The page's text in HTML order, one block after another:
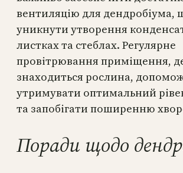
вентиляцію для дендробіума,
уникнути утворення
листках та стеблах. Регулярне
провітрювання приміщення,
знаходиться рослина,
утримувати оптимальний
та запобігати поширенню
Поради щодо